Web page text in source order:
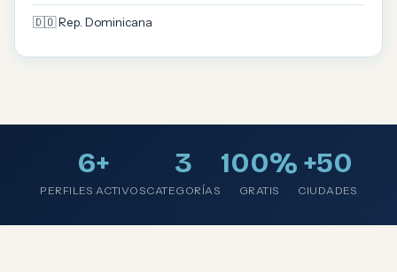
🇩🇴 Rep. Dominicana
6+
PERFILES ACTIVOS
3
CATEGORÍAS
100%
GRATIS
+50
CIUDADES